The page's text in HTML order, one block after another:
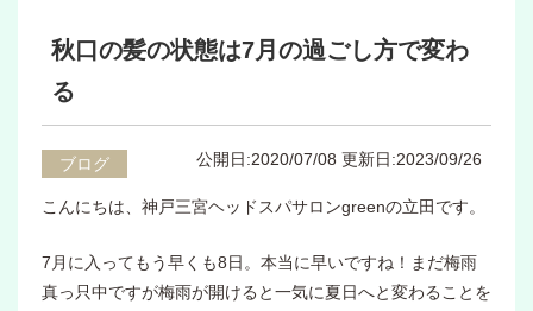
秋口の髪の状態は7月の過ごし方で変わ
る
ブログ 公開日:2020/07/08 更新日:2023/09/26
こんにちは、神戸三宮ヘッドスパサロンgreenの立田です。
7月に入ってもう早くも8日。本当に早いですね！まだ梅雨
真っ只中ですが梅雨が開けると一気に夏日へと変わることを